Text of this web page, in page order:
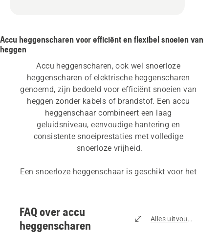
Accu heggenscharen voor efficiënt en flexibel snoeien van
heggen
Accu heggenscharen, ook wel snoerloze
heggenscharen of elektrische heggenscharen
genoemd, zijn bedoeld voor efficiënt snoeien van
heggen zonder kabels of brandstof. Een accu
heggenschaar combineert een laag
geluidsniveau, eenvoudige hantering en
consistente snoeiprestaties met volledige
snoerloze vrijheid.
Een snoerloze heggenschaar is geschikt voor het
tuinomgevingen. Voor normaal thuisgebruik en
regelmatig onderhoud van heggen bieden accu
heggenscharen een praktische en
FAQ over accu
heggenscharen
Alles uitvouwen